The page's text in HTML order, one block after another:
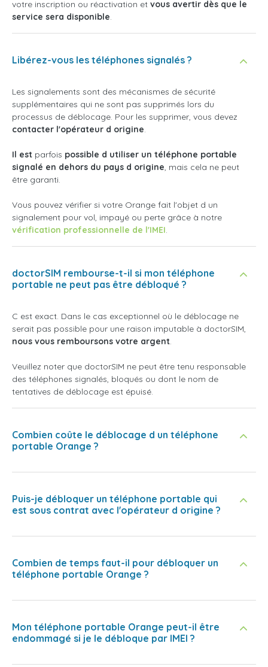
votre inscription ou réactivation et vous avertir dès que le
service sera disponible.
Libérez-vous les téléphones signalés ?
Les signalements sont des mécanismes de sécurité
supplémentaires qui ne sont pas supprimés lors du
processus de déblocage. Pour les supprimer, vous devez
contacter l'opérateur d origine.
Il est parfois possible d utiliser un téléphone portable
signalé en dehors du pays d origine, mais cela ne peut
être garanti.
Vous pouvez vérifier si votre Orange fait l'objet d un
signalement pour vol, impayé ou perte grâce à notre
vérification professionnelle de l'IMEI.
doctorSIM rembourse-t-il si mon téléphone
portable ne peut pas être débloqué ?
C est exact. Dans le cas exceptionnel où le déblocage ne
serait pas possible pour une raison imputable à doctorSIM,
nous vous remboursons votre argent.
Veuillez noter que doctorSIM ne peut être tenu responsable
des téléphones signalés, bloqués ou dont le nom de
tentatives de déblocage est épuisé.
Combien coûte le déblocage d un téléphone
portable Orange ?
Puis-je débloquer un téléphone portable qui
est sous contrat avec l'opérateur d origine ?
Combien de temps faut-il pour débloquer un
téléphone portable Orange ?
Mon téléphone portable Orange peut-il être
endommagé si je le débloque par IMEI ?